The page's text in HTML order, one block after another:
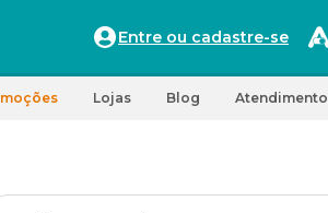
Entre ou cadastre-se
Lojas Blog Atendimento